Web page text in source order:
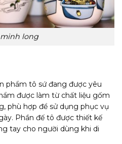
minh long
phẩm tô sứ đang được yêu
được làm từ chất liệu gốm
phù hợp để sử dụng phục vụ
Phần đế tô được thiết kế
tay cho người dùng khi di